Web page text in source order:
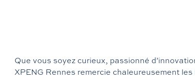
Que vous soyez curieux, passionné
XPENG Rennes remercie chaleureusement